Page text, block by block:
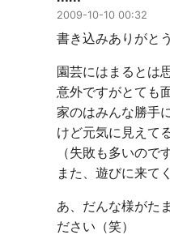
2009-10-10 00:32
書き込みありがと
園芸にはまるとは
意外ですがとても
家のはみんな勝手
けど元気に見えて
（失敗も多いので
また、遊びに来て
あ、だんな様がた
ださい（笑）